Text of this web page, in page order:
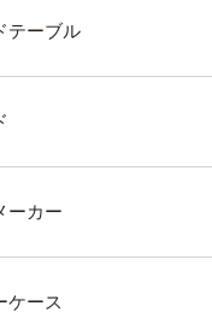
テーブル
ーカー
ケース